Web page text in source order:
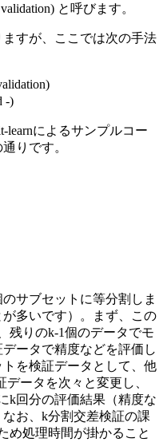
と呼びます。
すが、ここでは次の手法
-)
learnによるサンプルコー
りです。
サブセットに等分割しま
多いです）。まず、この
残りのk-1個のデータでモ
ータで精度などを評価し
を検証データとして、他
ータを次々と変更し、
k回分の評価結果（精度な
お、k分割交差検証の課
め処理時間が掛かること